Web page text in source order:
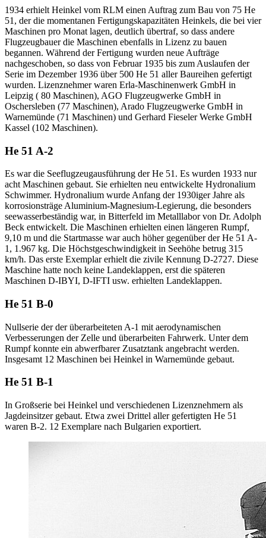
1934 erhielt Heinkel vom RLM einen Auftrag zum Bau von 75 He
51, der die momentanen Fertigungskapazitäten Heinkels, die bei vier
Maschinen pro Monat lagen, deutlich übertraf, so dass andere
Flugzeugbauer die Maschinen ebenfalls in Lizenz zu bauen
begannen. Während der Fertigung wurden neue Aufträge
nachgeschoben, so dass von Februar 1935 bis zum Auslaufen der
Serie im Dezember 1936 über 500 He 51 aller Baureihen gefertigt
wurden. Lizenznehmer waren Erla-Maschinenwerk GmbH in
Leipzig ( 80 Maschinen), AGO Flugzeugwerke GmbH in
Oschersleben (77 Maschinen), Arado Flugzeugwerke GmbH in
Warnemünde (71 Maschinen) und Gerhard Fieseler Werke GmbH
Kassel (102 Maschinen).
He 51 A-2
Es war die Seeflugzeugausführung der He 51. Es wurden 1933 nur
acht Maschinen gebaut. Sie erhielten neu entwickelte Hydronalium
Schwimmer. Hydronalium wurde Anfang der 1930iger Jahre als
korrosionsträge Aluminium-Magnesium-Legierung, die besonders
seewasserbeständig war, in Bitterfeld im Metalllabor von Dr. Adolph
Beck entwickelt. Die Maschinen erhielten einen längeren Rumpf,
9,10 m und die Startmasse war auch höher gegenüber der He 51 A-
1, 1.967 kg. Die Höchstgeschwindigkeit in Seehöhe betrug 315
km/h. Das erste Exemplar erhielt die zivile Kennung D-2727. Diese
Maschine hatte noch keine Landeklappen, erst die späteren
Maschinen D-IBYI, D-IFTI usw. erhielten Landeklappen.
He 51 B-0
Nullserie der der überarbeiteten A-1 mit aerodynamischen
Verbesserungen der Zelle und überarbeiten Fahrwerk. Unter dem
Rumpf konnte ein abwerfbarer Zusatztank angebracht werden.
Insgesamt 12 Maschinen bei Heinkel in Warnemünde gebaut.
He 51 B-1
In Großserie bei Heinkel und verschiedenen Lizenznehmern als
Jagdeinsitzer gebaut. Etwa zwei Drittel aller gefertigten He 51
waren B-2. 12 Exemplare nach Bulgarien exportiert.